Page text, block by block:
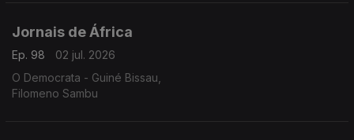
Jornais de África
Ep. 98
02 jul. 2026
O Democrata - Guiné Bissau,
Filomeno Sambu